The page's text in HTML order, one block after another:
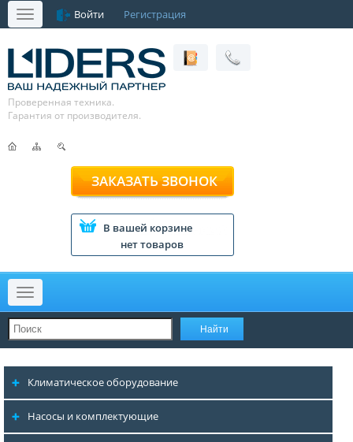
Меню Войти Регистрация
Проверенная техника.
Гарантия от производителя.
ЗАКАЗАТЬ ЗВОНОК
В вашей корзине
нет товаров
Меню
Климатическое оборудование
Насосы и комплектующие